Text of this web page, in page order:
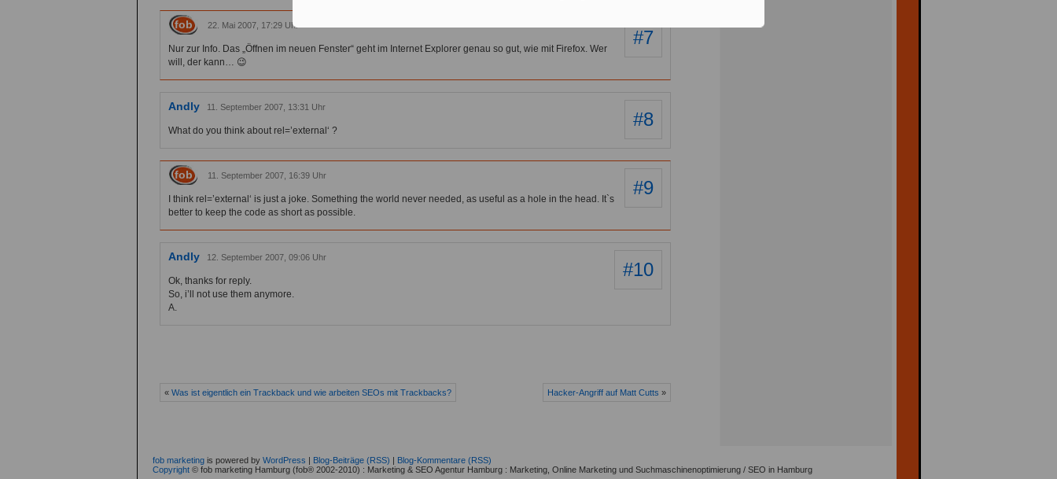
#7
fob 22. Mai 2007, 17:29 Uhr
Nur zur Info. Das „Öffnen im neuen Fenster“ geht im Internet Explorer genau so gut, wie mit Firefox. Wer
will, der kann… 😉
#8
Andly 11. September 2007, 13:31 Uhr
What do you think about rel=’external‘ ?
#9
fob 11. September 2007, 16:39 Uhr
I think rel=’external‘ is just a joke. Something the world never needed, as useful as a hole in the head. It`s
better to keep the code as short as possible.
#10
Andly 12. September 2007, 09:06 Uhr
Ok, thanks for reply.
So, i’ll not use them anymore.
A.
« Was ist eigentlich ein Trackback und wie arbeiten SEOs mit Trackbacks? Hacker-Angriff auf Matt Cutts »
fob marketing is powered by WordPress | Blog-Beiträge (RSS) | Blog-Kommentare (RSS)
Copyright © fob marketing Hamburg (fob® 2002-2010) : Marketing & SEO Agentur Hamburg : Marketing, Online Marketing und Suchmaschinenoptimierung / SEO in Hamburg